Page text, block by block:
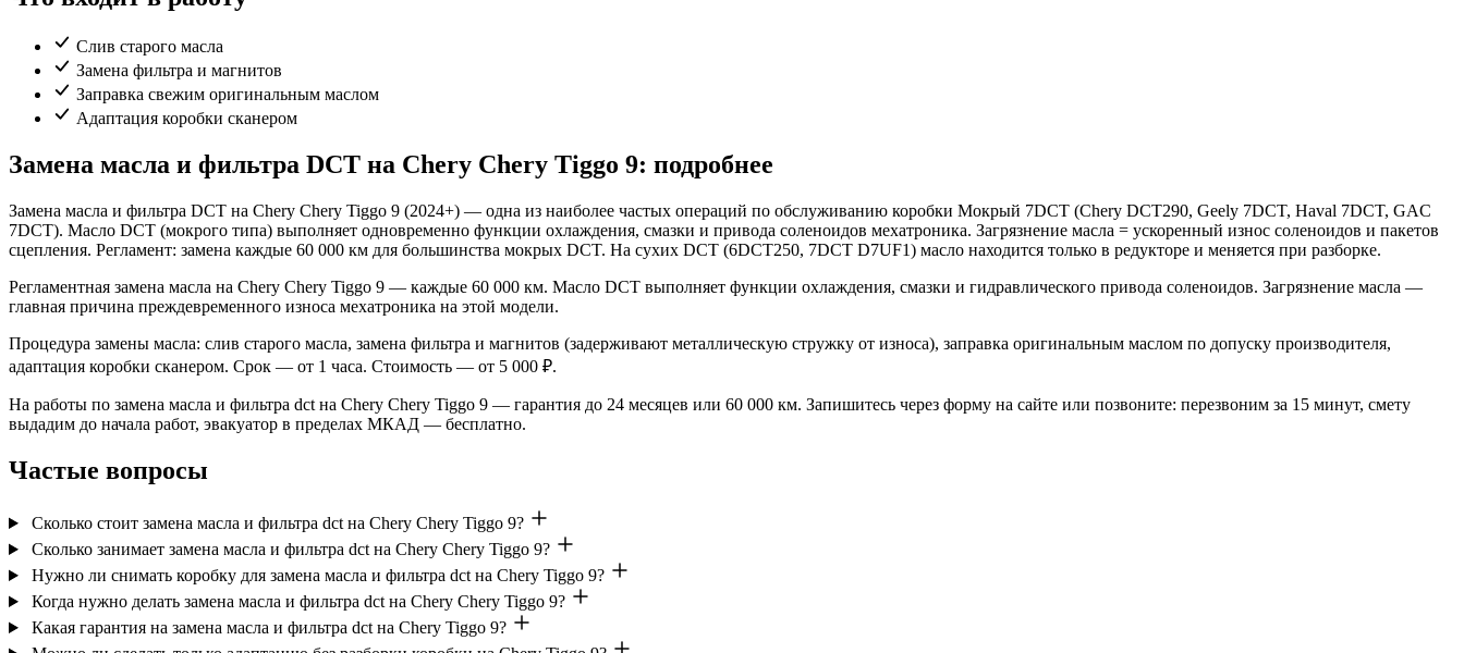
Слив старого масла
Замена фильтра и магнитов
Заправка свежим оригинальным маслом
Адаптация коробки сканером
Замена масла и фильтра DCT на Chery Chery Tiggo 9: подробнее
Замена масла и фильтра DCT на Chery Chery Tiggo 9 (2024+) — одна из наиболее частых операций по обслуживанию коробки Мокрый 7DCT (Chery DCT290, Geely 7DCT, Haval 7DCT, GAC
7DCT). Масло DCT (мокрого типа) выполняет одновременно функции охлаждения, смазки и привода соленоидов мехатроника. Загрязнение масла = ускоренный износ соленоидов и пакетов
сцепления. Регламент: замена каждые 60 000 км для большинства мокрых DCT. На сухих DCT (6DCT250, 7DCT D7UF1) масло находится только в редукторе и меняется при разборке.
Регламентная замена масла на Chery Chery Tiggo 9 — каждые 60 000 км. Масло DCT выполняет функции охлаждения, смазки и гидравлического привода соленоидов. Загрязнение масла —
главная причина преждевременного износа мехатроника на этой модели.
Процедура замены масла: слив старого масла, замена фильтра и магнитов (задерживают металлическую стружку от износа), заправка оригинальным маслом по допуску производителя,
адаптация коробки сканером. Срок — от 1 часа. Стоимость — от 5 000 ₽.
На работы по замена масла и фильтра dct на Chery Chery Tiggo 9 — гарантия до 24 месяцев или 60 000 км. Запишитесь через форму на сайте или позвоните: перезвоним за 15 минут, смету
выдадим до начала работ, эвакуатор в пределах МКАД — бесплатно.
Частые вопросы
Сколько стоит замена масла и фильтра dct на Chery Chery Tiggo 9?
Сколько занимает замена масла и фильтра dct на Chery Chery Tiggo 9?
Нужно ли снимать коробку для замена масла и фильтра dct на Chery Tiggo 9?
Когда нужно делать замена масла и фильтра dct на Chery Chery Tiggo 9?
Какая гарантия на замена масла и фильтра dct на Chery Tiggo 9?